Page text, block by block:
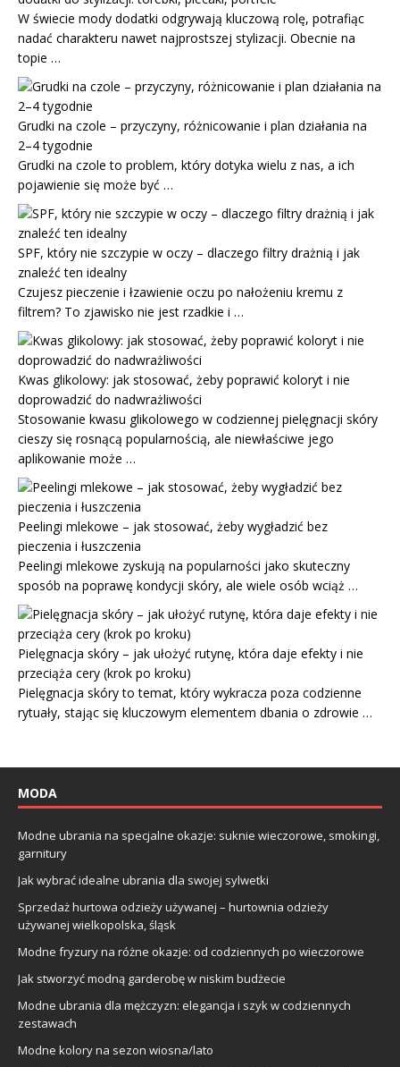
W świecie mody dodatki odgrywają kluczową rolę, potrafiąc
nadać charakteru nawet najprostszej stylizacji. Obecnie na
topie …
Grudki na czole – przyczyny, różnicowanie i plan działania na
2–4 tygodnie
Grudki na czole to problem, który dotyka wielu z nas, a ich
pojawienie się może być …
SPF, który nie szczypie w oczy – dlaczego filtry drażnią i jak
znaleźć ten idealny
Czujesz pieczenie i łzawienie oczu po nałożeniu kremu z
filtrem? To zjawisko nie jest rzadkie i …
Kwas glikolowy: jak stosować, żeby poprawić koloryt i nie
doprowadzić do nadwrażliwości
Stosowanie kwasu glikolowego w codziennej pielęgnacji skóry
cieszy się rosnącą popularnością, ale niewłaściwe jego
aplikowanie może …
Peelingi mlekowe – jak stosować, żeby wygładzić bez
pieczenia i łuszczenia
Peelingi mlekowe zyskują na popularności jako skuteczny
sposób na poprawę kondycji skóry, ale wiele osób wciąż …
Pielęgnacja skóry – jak ułożyć rutynę, która daje efekty i nie
przeciąża cery (krok po kroku)
Pielęgnacja skóry to temat, który wykracza poza codzienne
rytuały, stając się kluczowym elementem dbania o zdrowie …
MODA
Modne ubrania na specjalne okazje: suknie wieczorowe, smokingi,
garnitury
Jak wybrać idealne ubrania dla swojej sylwetki
Sprzedaż hurtowa odzieży używanej – hurtownia odzieży
używanej wielkopolska, śląsk
Modne fryzury na różne okazje: od codziennych po wieczorowe
Jak stworzyć modną garderobę w niskim budżecie
Modne ubrania dla mężczyzn: elegancja i szyk w codziennych
zestawach
Modne kolory na sezon wiosna/lato